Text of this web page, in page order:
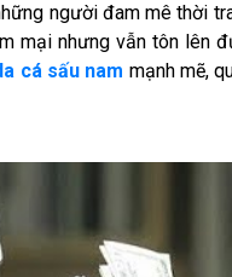
người đam mê thời
mại nhưng vẫn tôn lên
cá sấu nam mạnh mẽ,